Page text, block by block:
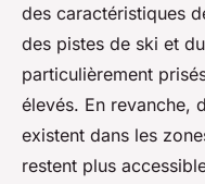
des caractéristiques
des pistes de ski et
particulièrement
élevés. En revanche,
existent dans les
restent plus